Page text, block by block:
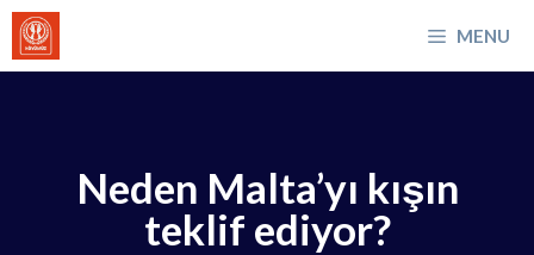
İçeriğe
atla
MENU
Neden Malta’yı kışın
teklif ediyor?